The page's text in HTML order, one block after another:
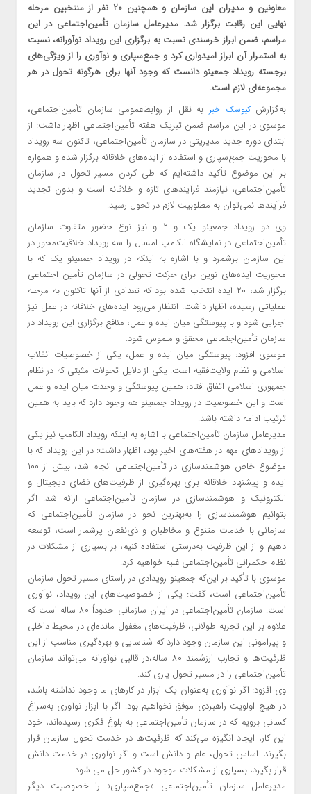
معاونین و مدیران این سازمان و همچنین ۲۰ نفر از منتخبین مرحله
نهایی این رقابت برگزار شد. مدیرعامل سازمان تأمین‌اجتماعی در این
مراسم، ضمن ابراز خرسندی نسبت به برگزاری این رویداد نوآورانه، نسبت
به استمرار آن ابراز امیدواری کرد و جمع‌سپاری و نوآوری را از ویژگی‌های
برجسته رویداد جمعینو دانست که وجود آنها برای هرگونه تحول در هر
مجموعه‌ای لازم است.
به‌گزارشکیوسک خبر به نقل از روابط‌عمومی سازمان تأمین‌اجتماعی،
موسوی در این مراسم ضمن تبریک هفته تأمین‌اجتماعی اظهار داشت: از
ابتدای دوره جدید مدیریتی در سازمان تأمین‌اجتماعی، تاکنون سه رویداد
با محوریت جمع‌سپاری و استفاده از ایده‌های خلاقانه برگزار شده و همواره
بر این موضوع تأکید داشته‌ایم که طی کردن مسیر تحول در سازمان
تأمین‌اجتماعی، نیازمند فرآیندهای تازه و خلاقانه است و بدون تجدید
فرآیندها نمی‌توان به مطلوبیت لازم در تحول رسید.
وی دو رویداد جمعینو یک و ۲ و نیز نوع حضور متفاوت سازمان
تأمین‌اجتماعی در نمایشگاه الکامپ امسال را سه رویداد خلاقیت‌محور در
این سازمان برشمرد و با اشاره به اینکه در رویداد جمعینو یک که با
محوریت ایده‌های نوین برای حرکت تحولی در سازمان تأمین اجتماعی
برگزار شد، ۲۰ ایده انتخاب شده بود که تعدادی از آنها تاکنون به مرحله
عملیاتی رسیده، اظهار داشت: انتظار می‌رود ایده‌های خلاقانه در عمل نیز
اجرایی شود و با پیوستگی میان ایده و عمل، منافع برگزاری این رویداد در
سازمان تأمین‌اجتماعی محقق و ملموس شود.
موسوی افزود: پیوستگی میان ایده و عمل، یکی از خصوصیات انقلاب
اسلامی و نظام ولایت‌فقیه است. یکی از دلایل تحولات مثبتی که در نظام
جمهوری اسلامی اتفاق افتاد، همین پیوستگی و وحدت میان ایده و عمل
است و این خصوصیت در رویداد جمعینو هم وجود دارد که باید به همین
ترتیب ادامه داشته باشد.
مدیرعامل سازمان تأمین‌اجتماعی با اشاره به اینکه رویداد الکامپ نیز یکی
از رویدادهای مهم در هفته‌های اخیر بود، اظهار داشت: در این رویداد که با
موضوع خاص هوشمندسازی در تأمین‌اجتماعی انجام شد، بیش از ۱۰۰
ایده و پیشنهاد خلاقانه برای بهره‌گیری از ظرفیت‌های فضای دیجیتال و
الکترونیک و هوشمندسازی در سازمان تأمین‌اجتماعی ارائه شد. اگر
بتوانیم هوشمندسازی را به‌بهترین نحو در سازمان تأمین‌اجتماعی که
سازمانی با خدمات متنوع و مخاطبان و ذی‌نفعان پرشمار است، توسعه
دهیم و از این ظرفیت به‌درستی استفاده کنیم، بر بسیاری از مشکلات در
نظام حکمرانی تأمین‌اجتماعی غلبه خواهیم کرد.
موسوی با تأکید بر این‌که جمعینو رویدادی در راستای مسیر تحول سازمان
تأمین‌اجتماعی است، گفت: یکی از خصوصیت‌های این رویداد، نوآوری
است. سازمان تأمین‌اجتماعی در ایران سازمانی حدوداً ۸۰ ساله است که
علاوه بر این تجربه طولانی، ظرفیت‌های مغفول مانده‌ای در محیط داخلی
و پیرامونی این سازمان وجود دارد که شناسایی و بهره‌گیری مناسب از این
ظرفیت‌ها و تجارب ارزشمند ۸۰ ساله،در قالبی نوآورانه می‌تواند سازمان
تأمین‌اجتماعی را در مسیر تحول یاری کند.
وی افزود: اگر نوآوری به‌عنوان یک ابزار در کارهای ما وجود نداشته باشد،
در هیچ اولویت راهبردی موفق نخواهیم بود. اگر با ابزار نوآوری به‌سراغ
کسانی برویم که در سازمان تأمین‌اجتماعی به بلوغ فکری رسیده‌اند، خود
این کار، ایجاد انگیزه می‌کند که ظرفیت‌ها در خدمت تحول سازمان قرار
بگیرند. اساس تحول، علم و دانش است و اگر نوآوری در خدمت دانش
قرار بگیرد، بسیاری از مشکلات موجود در کشور حل می شود.
مدیرعامل سازمان تأمین‌اجتماعی «جمع‌سپاری» را خصوصیت دیگر